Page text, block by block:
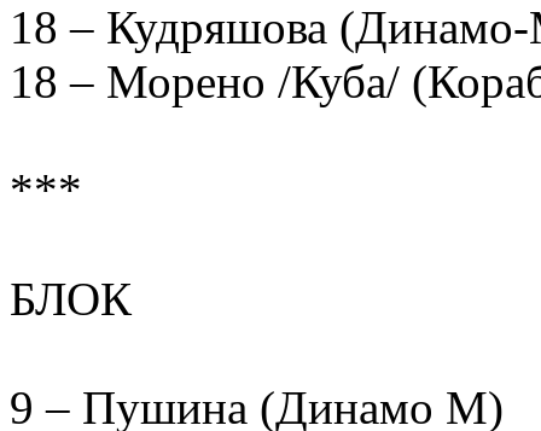
18 – Кудряшова
18 – Морено /Куба/
***
БЛОК
9 – Пушина (Динамо М)